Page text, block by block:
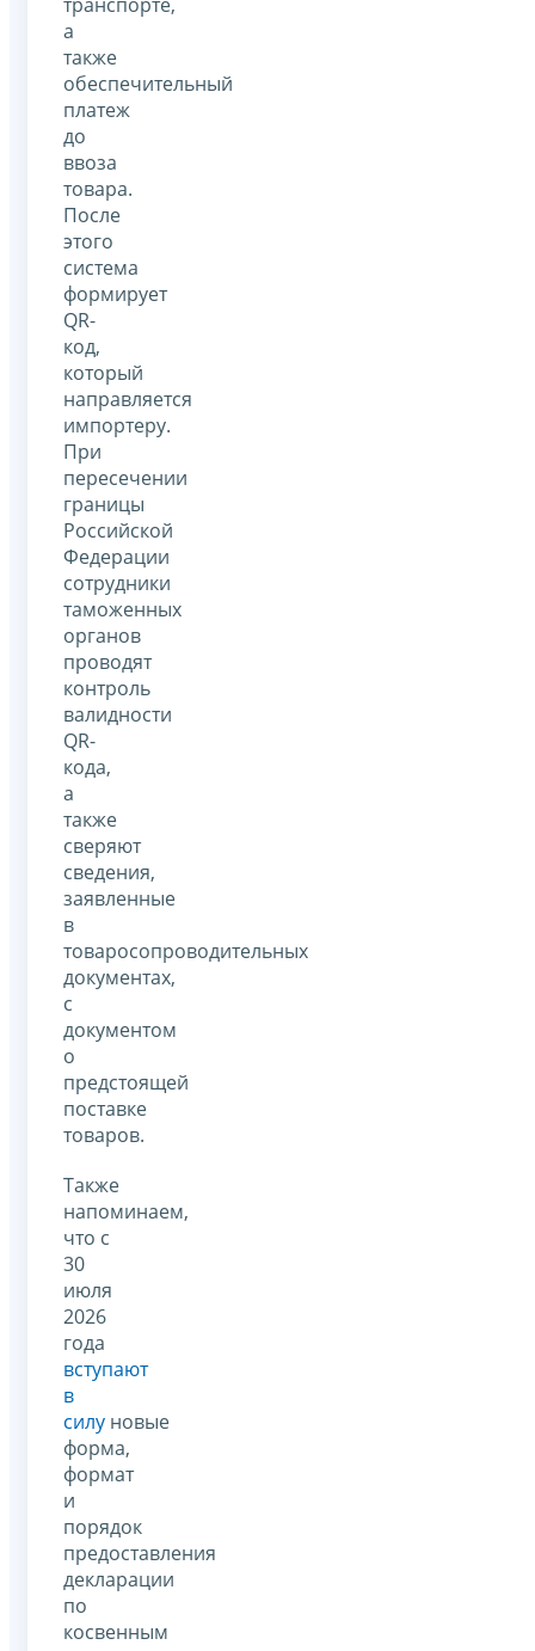
а
также
обеспечительный
платеж
до
ввоза
товара.
После
этого
система
формирует
QR-
код,
который
направляется
импортеру.
При
пересечении
границы
Российской
Федерации
сотрудники
таможенных
органов
проводят
контроль
валидности
QR-
кода,
а
также
сверяют
сведения,
заявленные
в
товаросопроводительных
документах,
с
документом
о
предстоящей
поставке
товаров.
Также
напоминаем,
что с
30
июля
2026
года
вступают
в
силу новые
форма,
формат
и
порядок
предоставления
декларации
по
косвенным